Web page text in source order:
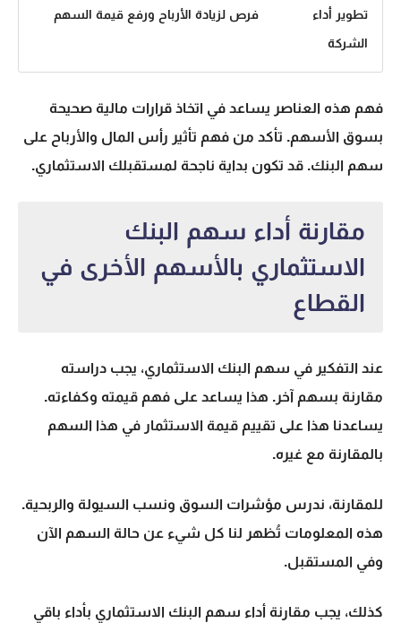
تطوير أداء
الشركة
فرص لزيادة الأرباح ورفع قيمة السهم
فهم هذه العناصر يساعد في اتخاذ قرارات مالية صحيحة
بسوق الأسهم. تأكد من فهم تأثير رأس المال والأرباح على
سهم البنك. قد تكون بداية ناجحة لمستقبلك الاستثماري.
مقارنة أداء سهم البنك
الاستثماري بالأسهم الأخرى في
القطاع
عند التفكير في سهم البنك الاستثماري، يجب دراسته
مقارنة بسهم آخر. هذا يساعد على فهم قيمته وكفاءته.
يساعدنا هذا على تقييم قيمة الاستثمار في هذا السهم
بالمقارنة مع غيره.
للمقارنة، ندرس مؤشرات السوق ونسب السيولة والربحية.
هذه المعلومات تُظهر لنا كل شيء عن حالة السهم الآن
وفي المستقبل.
كذلك، يجب مقارنة أداء سهم البنك الاستثماري بأداء باقي